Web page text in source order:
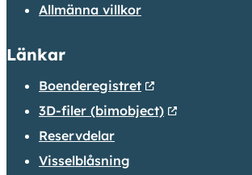
Allmänna villkor
Länkar
Boenderegistret
3D-filer (bimobject)
Reservdelar
Visselblåsning